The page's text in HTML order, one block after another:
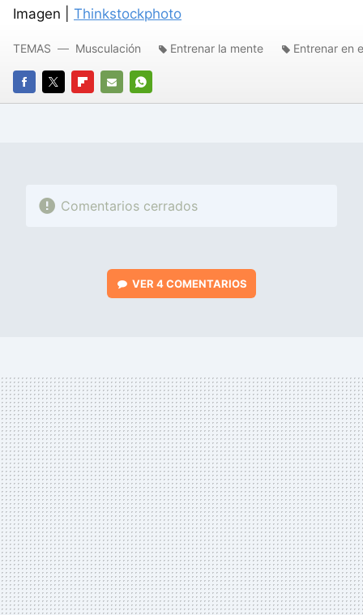
Imagen | Thinkstockphoto
FACEBOOK
TWITTERFLIPBOARD
E-
WHATSAPP
TEMAS Musculación Entrenar la mente Entrenar en
Comentarios cerrados
VER 4 COMENTARIOS